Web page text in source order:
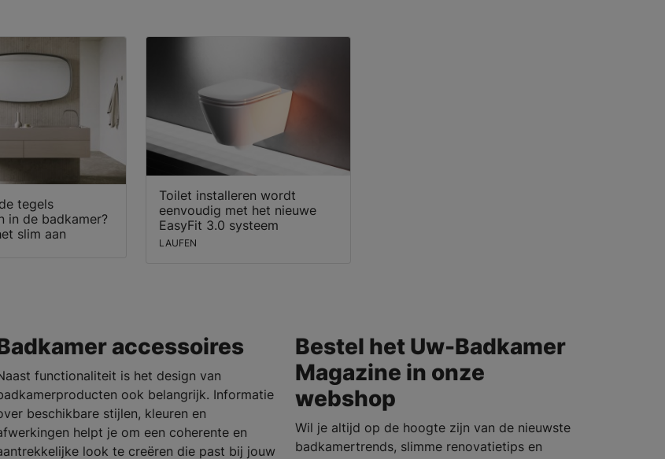
tegels
in de badkamer?
slim aan
Toilet installeren wordt
eenvoudig met het nieuwe
EasyFit 3.0 systeem
LAUFEN
accessoires
functionaliteit is het design van
ook belangrijk. Informatie
beschikbare stijlen, kleuren en
helpt je om een coherente en
look te creëren die past bij jouw
Bestel het Uw-Badkamer
Magazine in onze
webshop
Wil je altijd op de hoogte zijn van de nieuwste
badkamertrends, slimme renovatietips en